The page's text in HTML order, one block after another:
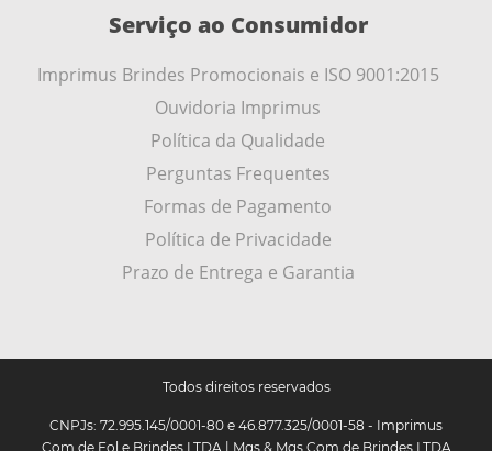
Serviço ao Consumidor
Imprimus Brindes Promocionais e ISO 9001:2015
Ouvidoria Imprimus
Política da Qualidade
Perguntas Frequentes
Formas de Pagamento
Política de Privacidade
Prazo de Entrega e Garantia
Todos direitos reservados
CNPJs: 72.995.145/0001-80 e 46.877.325/0001-58 - Imprimus
Com de Fol e Brindes LTDA | Mqs & Mqs Com de Brindes LTDA